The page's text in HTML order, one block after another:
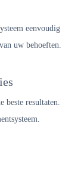
eenvoudig
uw behoeften.
beste resultaten.